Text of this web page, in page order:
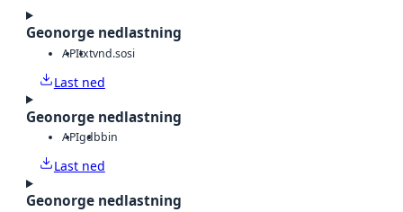
Geonorge nedlastning
APItxtvnd.sosi
Last ned
Geonorge nedlastning
APIgdbbin
Last ned
Geonorge nedlastning